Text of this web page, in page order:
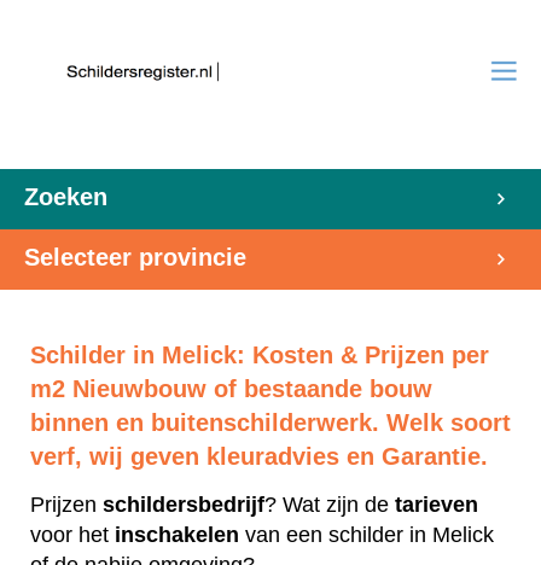
Zoeken
Selecteer provincie
Schilder in Melick: Kosten & Prijzen per
m2 Nieuwbouw of bestaande bouw
binnen en buitenschilderwerk. Welk soort
verf, wij geven kleuradvies en Garantie.
Prijzen schildersbedrijf? Wat zijn de tarieven
voor het inschakelen van een schilder in Melick